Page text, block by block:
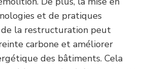
et de pratiques
la restructuration peut
carbone et améliorer
des bâtiments. Cela